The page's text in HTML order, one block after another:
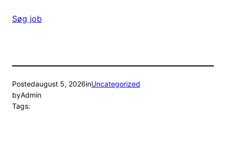
Søg job
Postedaugust 5, 2026inUncategorized
byAdmin
Tags: